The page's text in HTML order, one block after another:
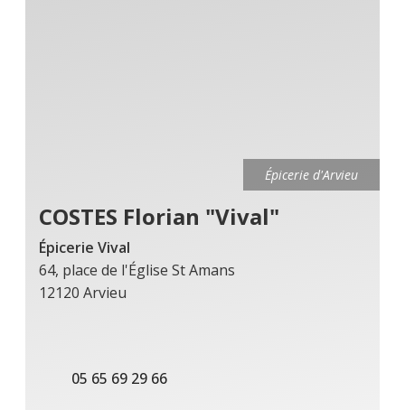
Épicerie d'Arvieu
COSTES Florian "Vival"
Épicerie Vival
64, place de l'Église St Amans
12120 Arvieu
05 65 69 29 66